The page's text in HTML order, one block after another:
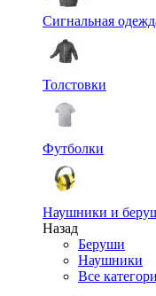
Сигнальная
Толстовки
Футболки
Наушники и
Назад
Беруши
Наушники
Все